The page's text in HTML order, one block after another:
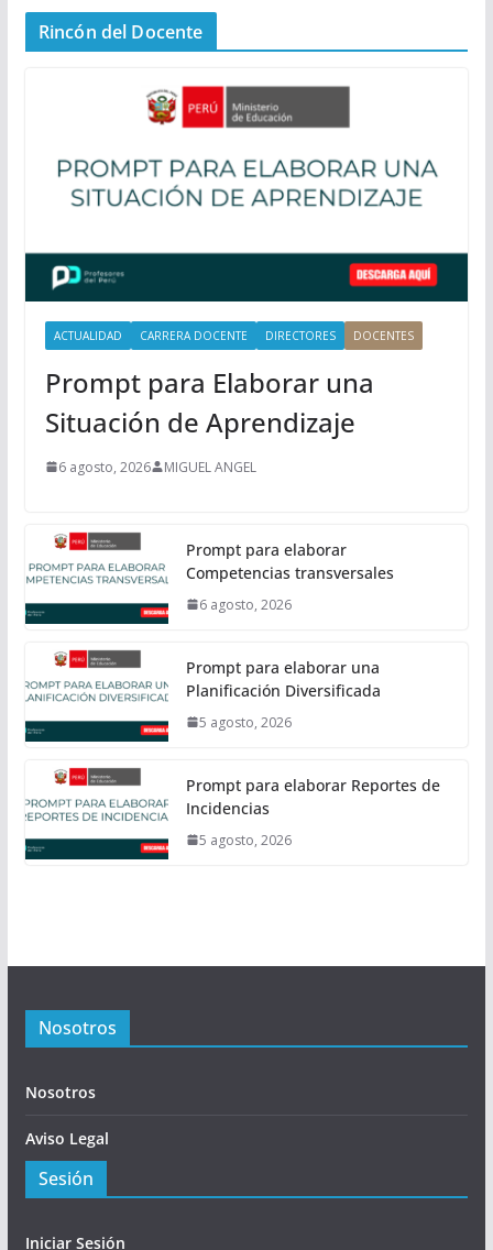
n
a
Rincón del Docente
ACTUALIDAD CARRERA DOCENTE DIRECTORES DOCENTES
Prompt para Elaborar una
Situación de Aprendizaje
6 agosto, 2026 MIGUEL ANGEL
Prompt para elaborar
Competencias transversales
6 agosto, 2026
Prompt para elaborar una
Planificación Diversificada
5 agosto, 2026
Prompt para elaborar Reportes de
Incidencias
5 agosto, 2026
Nosotros
Nosotros
Aviso Legal
Sesión
Iniciar Sesión